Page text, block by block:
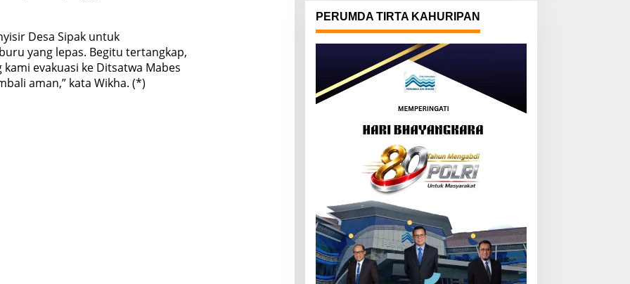
Desa Sipak untuk
yang lepas. Begitu tertangkap,
evakuasi ke Ditsatwa Mabes
aman,” kata Wikha. (*)
PERUMDA TIRTA KAHURIPAN